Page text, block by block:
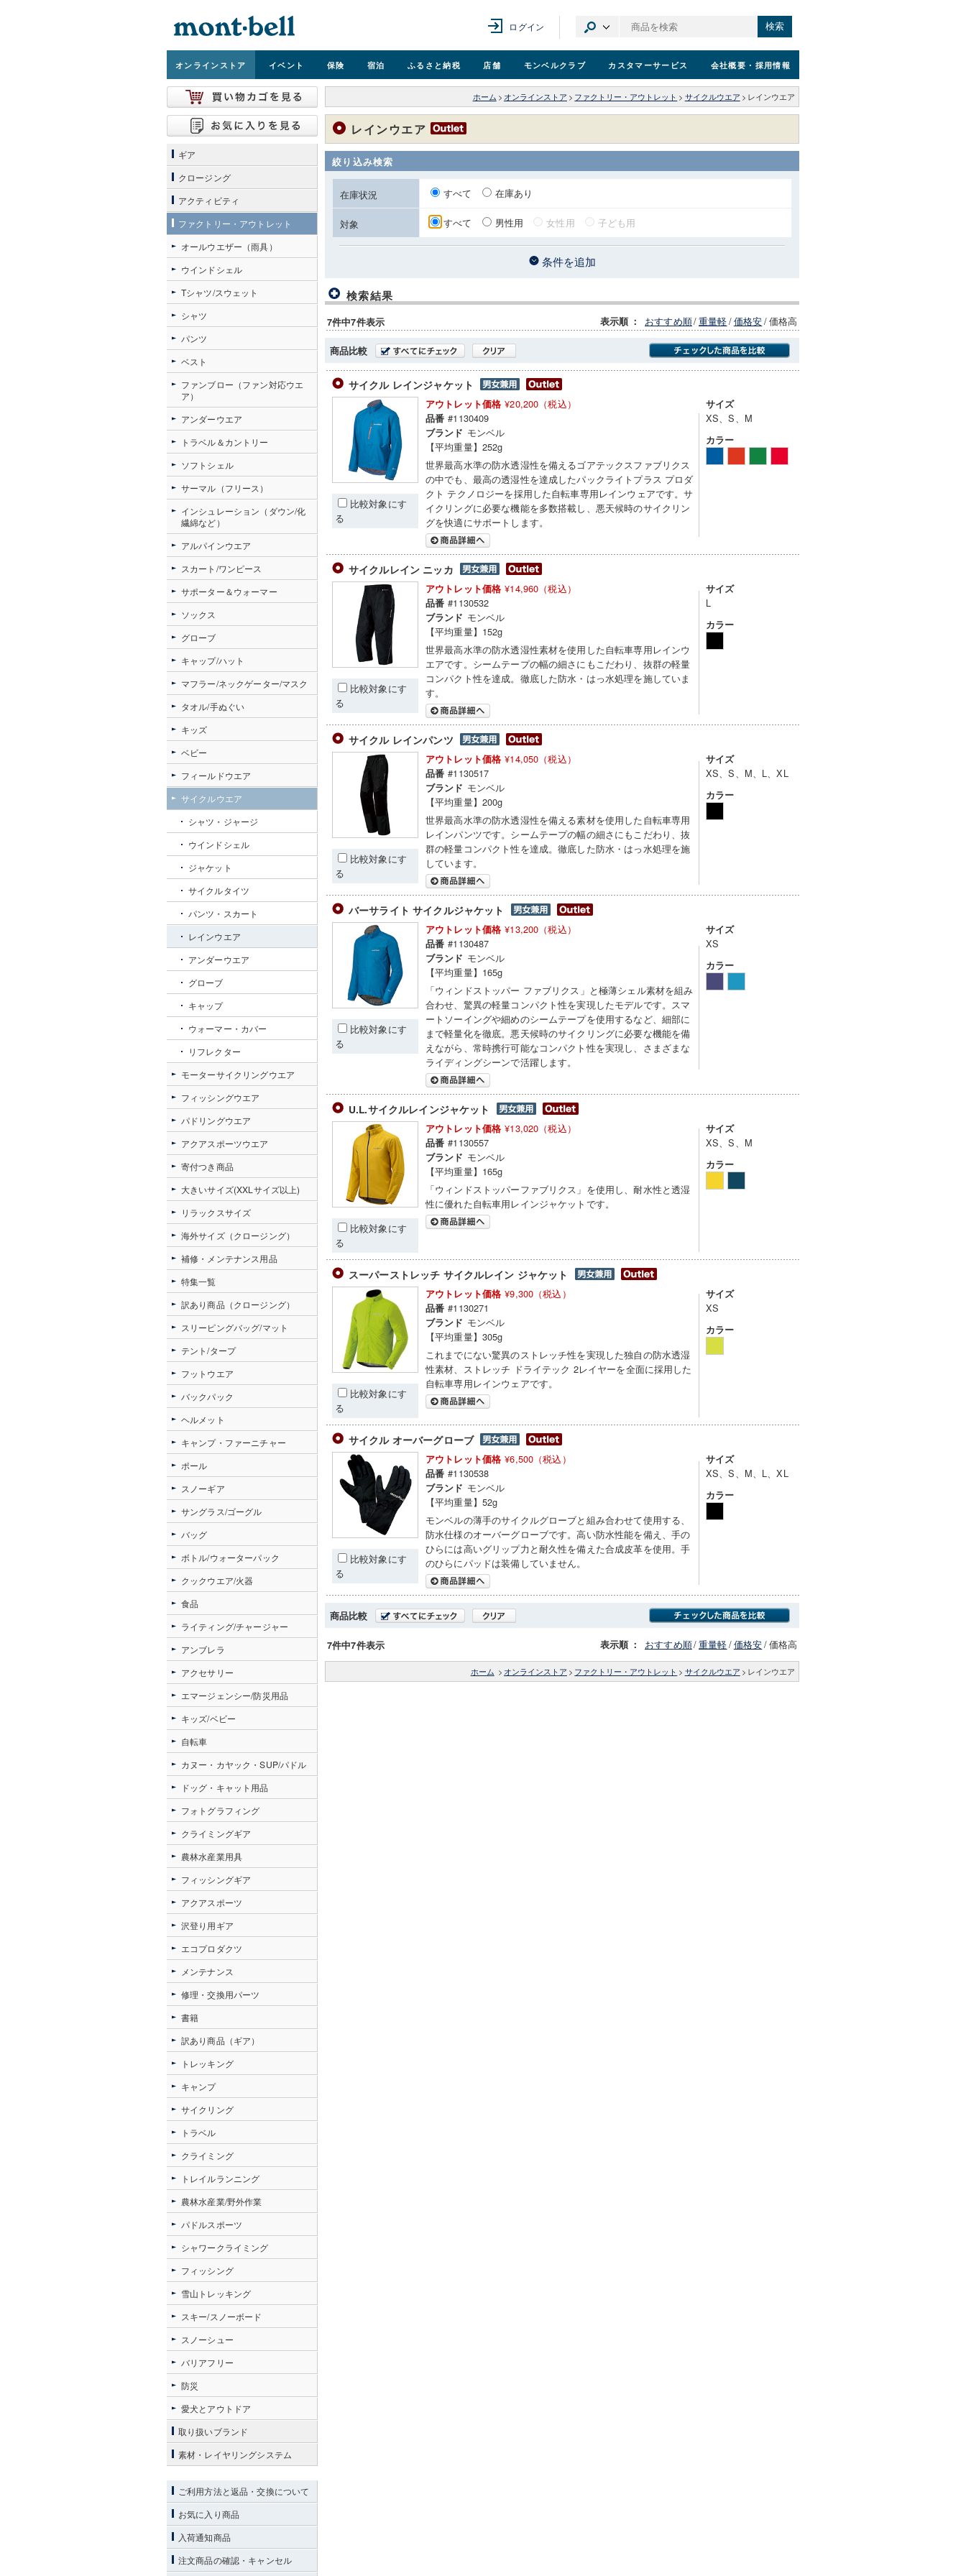
ログイン 検索
オンラインストア イベント 保険 宿泊 ふるさと納税 店舗 モンベルクラブ カスタマーサービス 会社概要 ・採用情報
ホーム > オンラインストア > ファクトリー・アウトレット > サイクルウエア > レインウエア
レインウエア
絞り込み検索
在庫状況 すべて 在庫あり
対象 すべて 男性用 女性用 子ども用
条件を追加
検索結果
7件中7件表示 表示順 ： おすすめ順/重量軽/価格安/価格高
商品比較
サイクル レインジャケット
比較対象にす
る
アウトレット価格 ¥20,200（税込）
品番 #1130409
ブランド モンベル
【平均重量】252g
世界最高水準の防水透湿性を備えるゴアテックスファブリクス
の中でも、最高の透湿性を達成したパックライトプラス プロダ
クト テクノロジーを採用した自転車専用レインウェアです。サ
イクリングに必要な機能を多数搭載し、悪天候時のサイクリン
グを快適にサポートします。
サイズ
XS、S、M
カラー
サイクルレイン ニッカ
比較対象にす
る
アウトレット価格 ¥14,960（税込）
品番 #1130532
ブランド モンベル
【平均重量】152g
世界最高水準の防水透湿性素材を使用した自転車専用レインウ
エアです。シームテープの幅の細さにもこだわり、抜群の軽量
コンパクト性を達成。徹底した防水・はっ水処理を施していま
す。
サイズ
L
カラー
サイクル レインパンツ
比較対象にす
る
アウトレット価格 ¥14,050（税込）
品番 #1130517
ブランド モンベル
【平均重量】200g
世界最高水準の防水透湿性を備える素材を使用した自転車専用
レインパンツです。シームテープの幅の細さにもこだわり、抜
群の軽量コンパクト性を達成。徹底した防水・はっ水処理を施
しています。
サイズ
XS、S、M、L、XL
カラー
バーサライト サイクルジャケット
比較対象にす
る
アウトレット価格 ¥13,200（税込）
品番 #1130487
ブランド モンベル
【平均重量】165g
「ウィンドストッパー ファブリクス」と極薄シェル素材を組み
合わせ、驚異の軽量コンパクト性を実現したモデルです。スマ
ートソーイングや細めのシームテープを使用するなど、細部に
まで軽量化を徹底。悪天候時のサイクリングに必要な機能を備
えながら、常時携行可能なコンパクト性を実現し、さまざまな
ライディングシーンで活躍します。
サイズ
XS
カラー
U.L.サイクルレインジャケット
比較対象にす
る
アウトレット価格 ¥13,020（税込）
品番 #1130557
ブランド モンベル
【平均重量】165g
「ウィンドストッパーファブリクス」を使用し、耐水性と透湿
性に優れた自転車用レインジャケットです。
サイズ
XS、S、M
カラー
スーパーストレッチ サイクルレイン ジャケット
比較対象にす
る
アウトレット価格 ¥9,300（税込）
品番 #1130271
ブランド モンベル
【平均重量】305g
これまでにない驚異のストレッチ性を実現した独自の防水透湿
性素材、ストレッチ ドライテック 2レイヤーを全面に採用した
自転車専用レインウェアです。
サイズ
XS
カラー
サイクル オーバーグローブ
比較対象にす
る
アウトレット価格 ¥6,500（税込）
品番 #1130538
ブランド モンベル
【平均重量】52g
モンベルの薄手のサイクルグローブと組み合わせて使用する、
防水仕様のオーバーグローブです。高い防水性能を備え、手の
ひらには高いグリップ力と耐久性を備えた合成皮革を使用。手
のひらにパッドは装備していません。
サイズ
XS、S、M、L、XL
カラー
商品比較
7件中7件表示 表示順 ： おすすめ順/重量軽/価格安/価格高
ホーム > オンラインストア > ファクトリー・アウトレット > サイクルウエア > レインウエア
ギア
クロージング
アクティビティ
ファクトリー・アウトレット
オールウエザー（雨具）
ウインドシェル
Tシャツ/スウェット
シャツ
パンツ
ベスト
ファンブロー（ファン対応ウエ
ア）
アンダーウエア
トラベル＆カントリー
ソフトシェル
サーマル（フリース）
インシュレーション（ダウン/化
繊綿など）
アルパインウエア
スカート/ワンピース
サポーター＆ウォーマー
ソックス
グローブ
キャップ/ハット
マフラー/ネックゲーター/マスク
タオル/手ぬぐい
キッズ
ベビー
フィールドウエア
サイクルウエア
シャツ・ジャージ
ウインドシェル
ジャケット
サイクルタイツ
パンツ・スカート
レインウエア
アンダーウエア
グローブ
キャップ
ウォーマー・カバー
リフレクター
モーターサイクリングウエア
フィッシングウエア
パドリングウエア
アクアスポーツウエア
寄付つき商品
大きいサイズ(XXLサイズ以上)
リラックスサイズ
海外サイズ（クロージング）
補修・メンテナンス用品
特集一覧
訳あり商品（クロージング）
スリーピングバッグ/マット
テント/タープ
フットウエア
バックパック
ヘルメット
キャンプ・ファーニチャー
ポール
スノーギア
サングラス/ゴーグル
バッグ
ボトル/ウォーターパック
クックウエア/火器
食品
ライティング/チャージャー
アンブレラ
アクセサリー
エマージェンシー/防災用品
キッズ/ベビー
自転車
カヌー・カヤック・SUP/パドル
ドッグ・キャット用品
フォトグラフィング
クライミングギア
農林水産業用具
フィッシングギア
アクアスポーツ
沢登り用ギア
エコプロダクツ
メンテナンス
修理・交換用パーツ
書籍
訳あり商品（ギア）
トレッキング
キャンプ
サイクリング
トラベル
クライミング
トレイルランニング
農林水産業/野外作業
パドルスポーツ
シャワークライミング
フィッシング
雪山トレッキング
スキー/スノーボード
スノーシュー
バリアフリー
防災
愛犬とアウトドア
取り扱いブランド
素材・レイヤリングシステム
ご利用方法と返品・交換について
お気に入り商品
入荷通知商品
注文商品の確認・キャンセル